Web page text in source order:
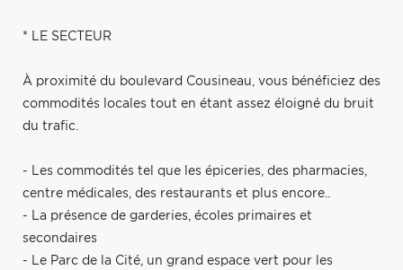
* LE SECTEUR
À proximité du boulevard Cousineau, vous bénéficiez des
commodités locales tout en étant assez éloigné du bruit
du trafic.
- Les commodités tel que les épiceries, des pharmacies,
centre médicales, des restaurants et plus encore..
- La présence de garderies, écoles primaires et
secondaires
- Le Parc de la Cité, un grand espace vert pour les